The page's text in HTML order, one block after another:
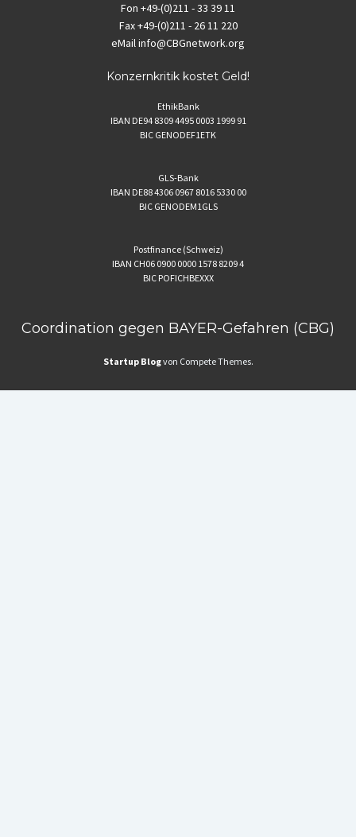
Fon +49-(0)211 - 33 39 11
Fax+49-(0)211 - 26 11 220
eMailinfo@CBGnetwork.org
Konzernkritik kostet Geld!
EthikBank
IBAN DE94 8309 4495 0003 1999 91
BIC GENODEF1ETK
GLS-Bank
IBAN DE88 4306 0967 8016 5330 00
BIC GENODEM1GLS
Postfinance (Schweiz)
IBAN CH06 0900 0000 1578 8209 4
BIC POFICHBEXXX
Coordination gegen BAYER-Gefahren (CBG)
Startup Blogvon Compete Themes.